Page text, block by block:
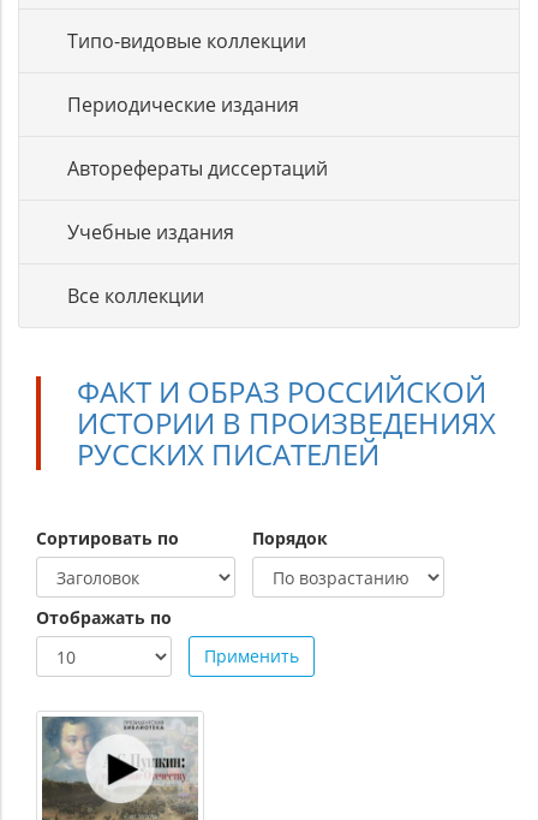
Типо-видовые коллекции
Периодические издания
Авторефераты диссертаций
Учебные издания
Все коллекции
ФАКТ И ОБРАЗ РОССИЙСКОЙ
ИСТОРИИ В ПРОИЗВЕДЕНИЯХ
РУССКИХ ПИСАТЕЛЕЙ
Сортировать по Порядок
Отображать по
Применить